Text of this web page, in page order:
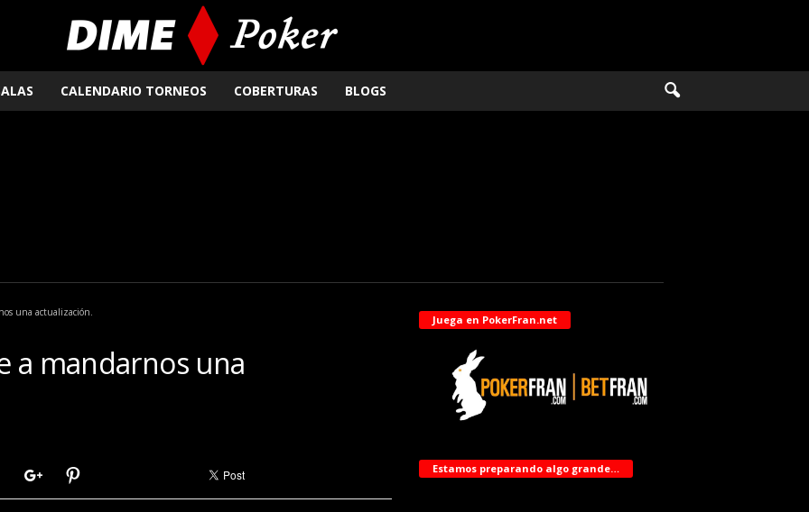
CALENDARIO TORNEOS COBERTURAS BLOGS
una actualización.
a mandarnos una
Juega en PokerFran.net
Estamos preparando algo grande…